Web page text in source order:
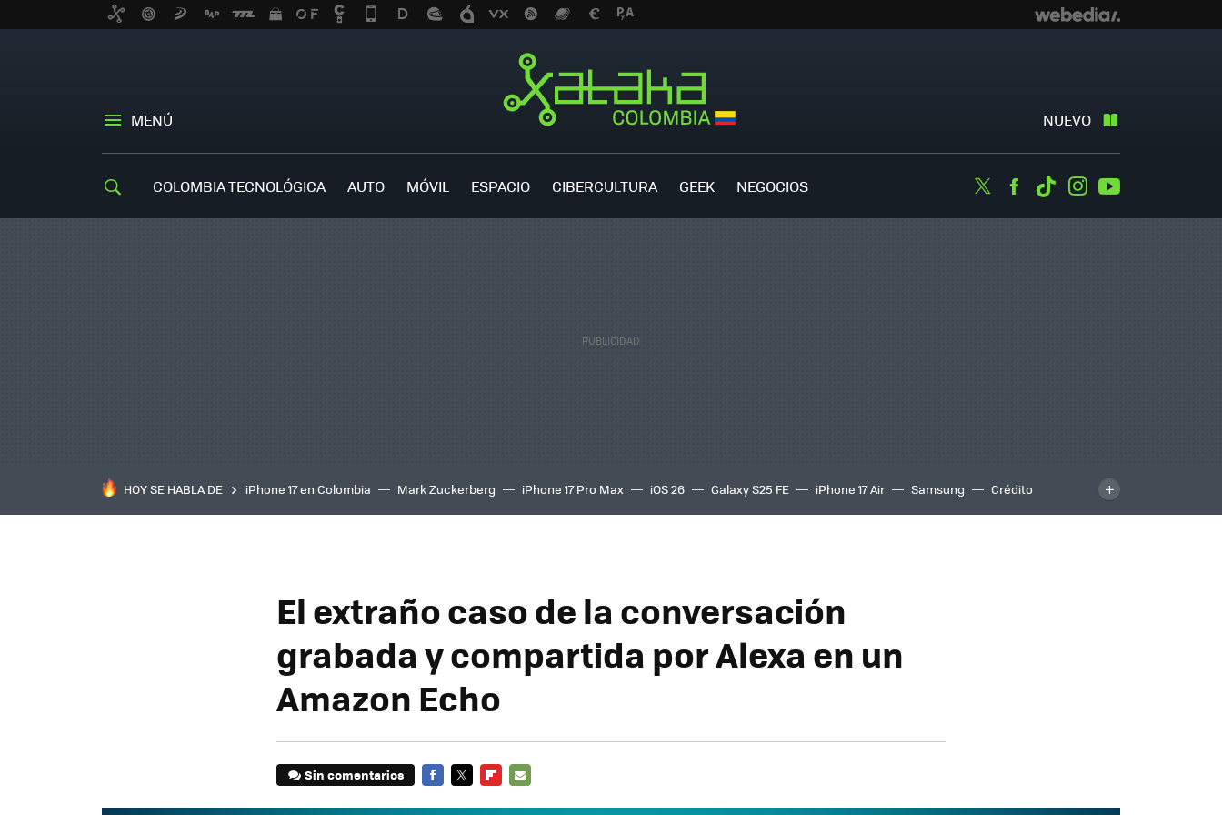
MENÚ NUEVO
COLOMBIA TECNOLÓGICA AUTO MÓVIL ESPACIO CIBERCULTURA GEEK NEGOCIOS TwitterFacebook
TiktokInstagram
HOY SE HABLA DE iPhone 17 en Colombia Mark Zuckerberg iPhone 17 Pro Max iOS 26 Galaxy S25 FE iPhone 17 Air Samsung
Crédito
inteligente
IA TCL C8K
El extraño caso de la conversación
grabada y compartida por Alexa en un
Amazon Echo
Sin comentarios